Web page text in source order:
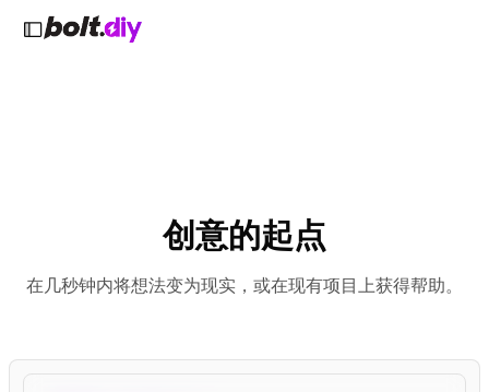
创意的起点
在几秒钟内将想法变为现实，或在现有项目上获得帮助。